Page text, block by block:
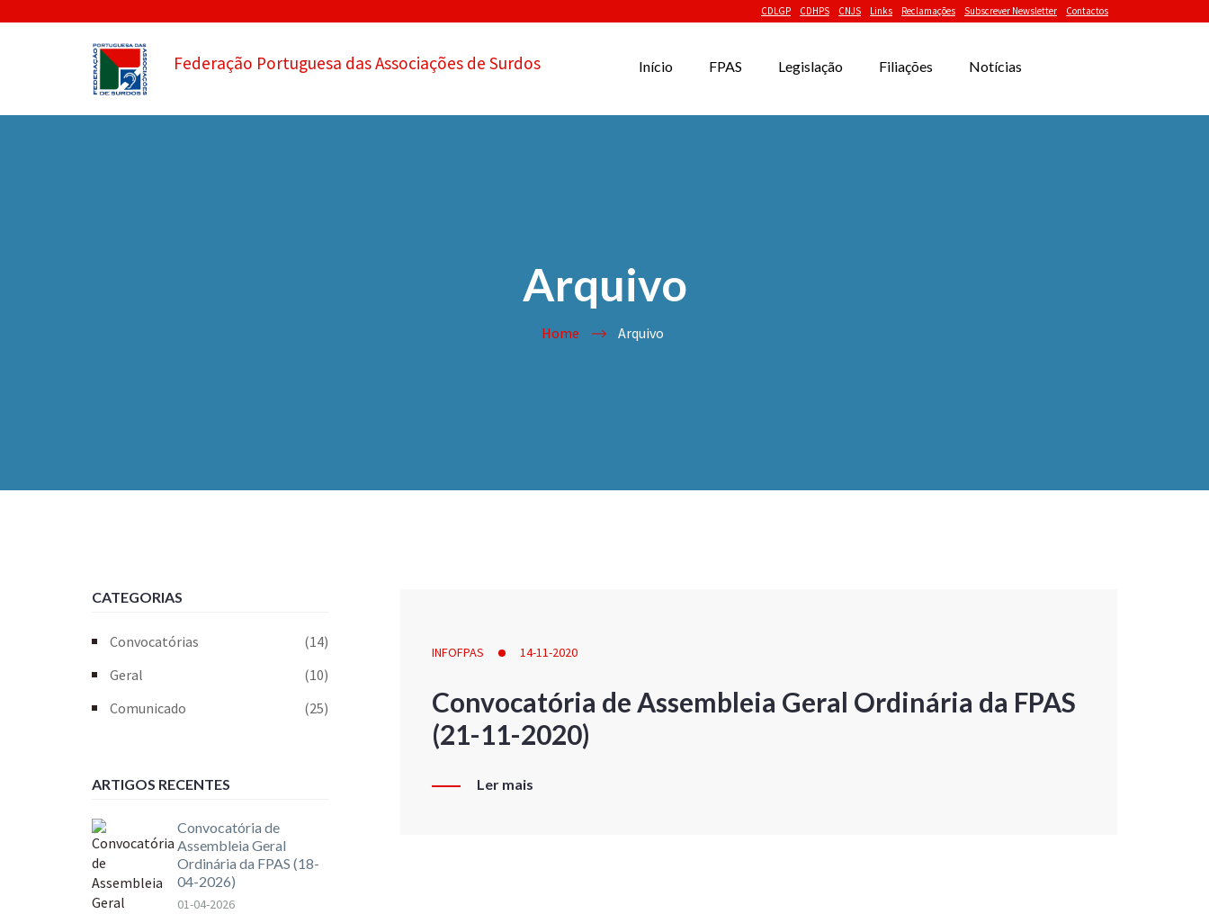
CDLGP CDHPS CNJS Links Reclamações Subscrever Newsletter Contactos
Federação Portuguesa das Associações de Surdos Início FPAS Legislação Filiações Notícias
Arquivo
Home Arquivo
INFOFPAS 14-11-2020
Convocatória de Assembleia Geral Ordinária da FPAS
(21-11-2020)
Ler mais
CATEGORIAS
Convocatórias
(14)
Geral
(10)
Comunicado
(25)
ARTIGOS RECENTES
Convocatória de
Assembleia Geral
Ordinária da FPAS (18-
04-2026)
01-04-2026